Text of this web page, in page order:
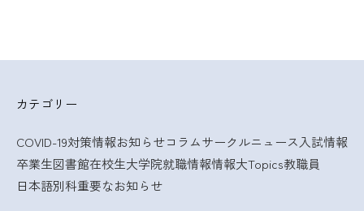
カテゴリー
COVID-19対策情報お知らせコラムサークルニュース入試情報
卒業生図書館在校生大学院就職情報情報大Topics教職員
日本語別科重要なお知らせ